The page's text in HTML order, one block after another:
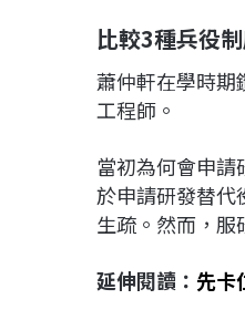
比較3種兵役
蕭仲軒在學時期
工程師。
當初為何會申
於申請研發替代
生疏。然而，服
延伸閱讀： 先卡